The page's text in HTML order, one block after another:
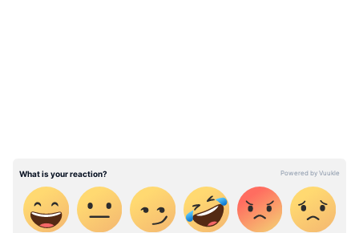
গাড়ি রাস্তায় আটকে পড়ে। কর্মকর্তারা জানিয়েছেন,
ওই এলাকায় কোনও বৃষ্টিপাত না হলেও, হিমবাহ
গলে হঠাৎ করে জলস্তর বেড়ে যাওয়ায় এই বিপত্তি